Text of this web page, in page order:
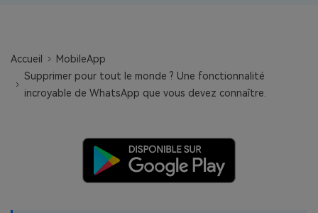
Accueil
MobileApp
Supprimer pour tout le monde ? Une fonctionnalité
incroyable de WhatsApp que vous devez connaître.